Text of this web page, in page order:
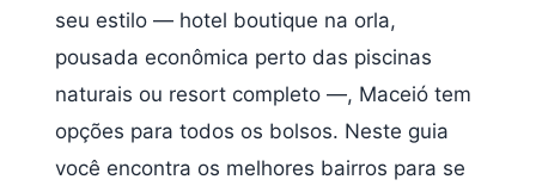
seu estilo — hotel boutique na orla,
pousada econômica perto das piscinas
naturais ou resort completo —, Maceió tem
opções para todos os bolsos. Neste guia
você encontra os melhores bairros para se